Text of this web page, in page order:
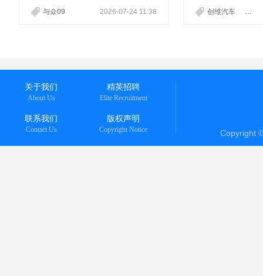
作为ID. 与众家族的全新智能纯电
轿跑，与众09承袭家族“狼系美
汽车在纯电时代的美学新高度。
2026-07-24 11:38
与众09
的任务，这批萌
头”即将驶上椰城
一份亮眼答卷。
创维汽车 海口
关于我们
About Us
精英招聘
Elite Recruitment
联系我们
Contact Us
版权声明
Copyright Notice Copyright